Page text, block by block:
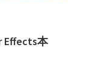
Effects本